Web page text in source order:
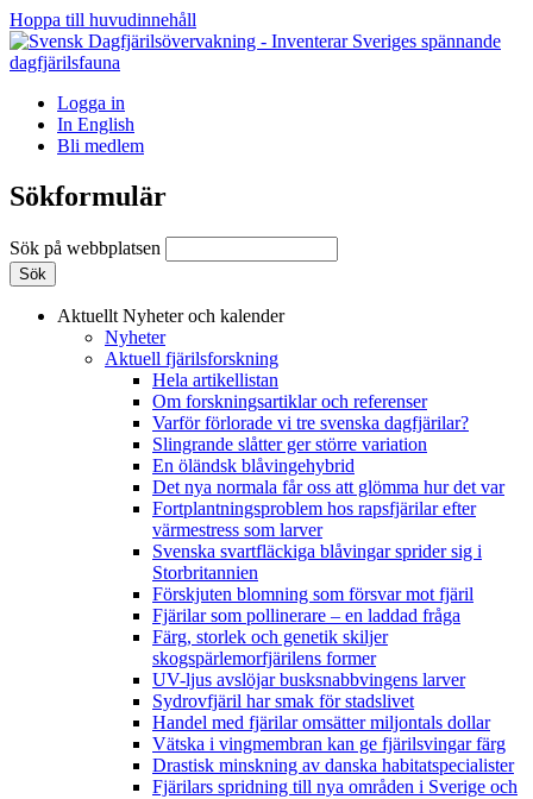
Hoppa till huvudinnehåll
Logga in
In English
Bli medlem
Sökformulär
Sök på webbplatsen
Aktuellt Nyheter och kalender
Nyheter
Aktuell fjärilsforskning
Hela artikellistan
Om forskningsartiklar och referenser
Varför förlorade vi tre svenska dagfjärilar?
Slingrande slåtter ger större variation
En öländsk blåvingehybrid
Det nya normala får oss att glömma hur det var
Fortplantningsproblem hos rapsfjärilar efter
värmestress som larver
Svenska svartfläckiga blåvingar sprider sig i
Storbritannien
Förskjuten blomning som försvar mot fjäril
Fjärilar som pollinerare – en laddad fråga
Färg, storlek och genetik skiljer
skogspärlemorfjärilens former
UV-ljus avslöjar busksnabbvingens larver
Sydrovfjäril har smak för stadslivet
Handel med fjärilar omsätter miljontals dollar
Vätska i vingmembran kan ge fjärilsvingar färg
Drastisk minskning av danska habitatspecialister
Fjärilars spridning till nya områden i Sverige och